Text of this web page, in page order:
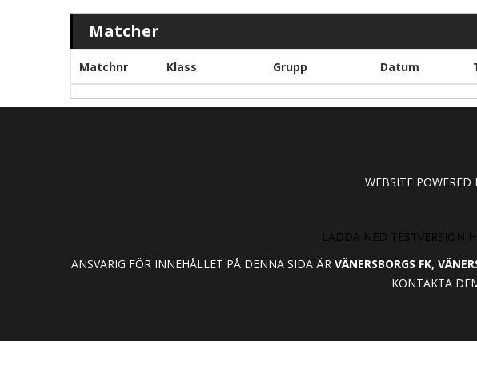
Matcher
Matchnr Klass Grupp Datum
WEBSITE POWERED
LADDA NED TESTVERSION
ANSVARIG FÖR INNEHÅLLET PÅ DENNA SIDA ÄR VÄNERSBORGS FK,
KONTAKTA